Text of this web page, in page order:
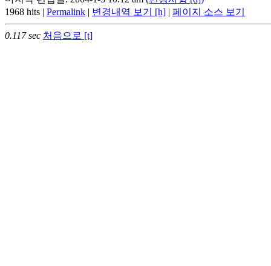
1968 hits | Permalink | 변경내역 보기 [h] | 페이지 소스 보기
0.117 sec 처음으로 [t]